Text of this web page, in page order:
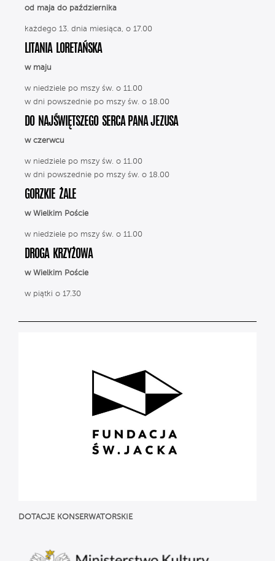
od maja do października
każdego 13. dnia miesiąca, o 17.00
LITANIA LORETAŃSKA
w maju
w niedziele po mszy św. o 11.00
w dni powszednie po mszy św. o 18.00
DO NAJŚWIĘTSZEGO SERCA PANA JEZUSA
w czerwcu
w niedziele po mszy św. o 11.00
w dni powszednie po mszy św. o 18.00
GORZKIE ŻALE
w Wielkim Poście
w niedziele po mszy św. o 11.00
DROGA KRZYŻOWA
w Wielkim Poście
w piątki o 17.30
DOTACJE KONSERWATORSKIE